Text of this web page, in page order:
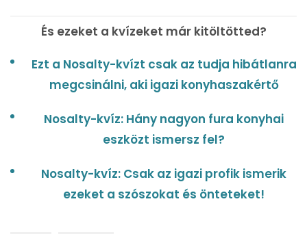
És ezeket a kvízeket már kitöltötted?
Ezt a Nosalty-kvízt csak az tudja hibátlanra
megcsinálni, aki igazi konyhaszakértő
Nosalty-kvíz: Hány nagyon fura konyhai
eszközt ismersz fel?
Nosalty-kvíz: Csak az igazi profik ismerik
ezeket a szószokat és önteteket!